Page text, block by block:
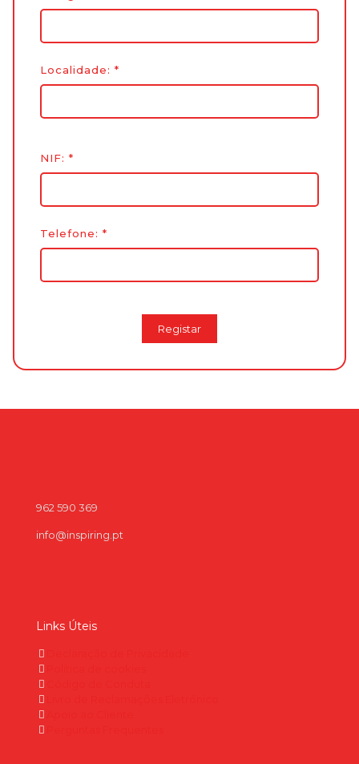
Localidade: *
NIF: *
Telefone: *
Registar
962 590 369
info@inspiring.pt
Links Úteis